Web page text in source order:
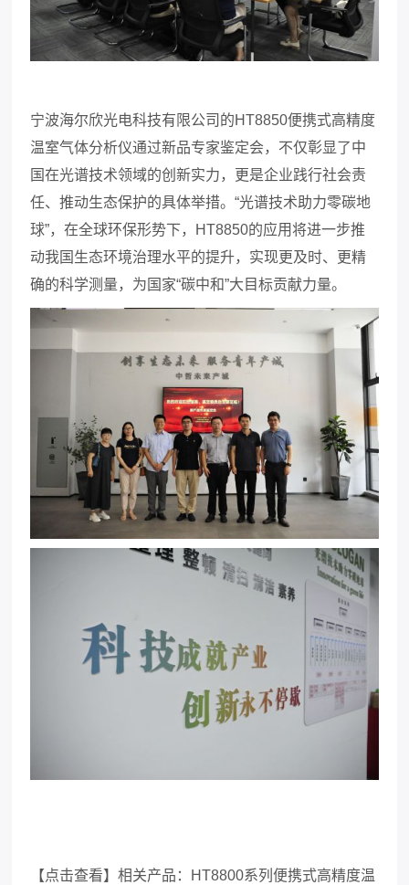
宁波海尔欣光电科技有限公司的HT8850便携式高精度
温室气体分析仪通过新品专家鉴定会，不仅彰显了中
国在光谱技术领域的创新实力，更是企业践行社会责
任、推动生态保护的具体举措。“光谱技术助力零碳地
球”，在全球环保形势下，HT8850的应用将进一步推
动我国生态环境治理水平的提升，实现更及时、更精
确的科学测量，为国家“碳中和”大目标贡献力量。
【点击查看】相关产品：HT8800系列便携式高精度温